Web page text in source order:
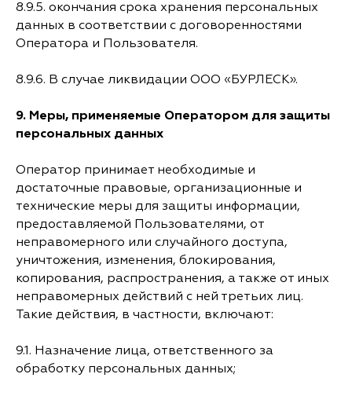
8.9.5. окончания срока хранения персональных
данных в соответствии с договоренностями
Оператора и Пользователя.
8.9.6. В случае ликвидации ООО «БУРЛЕСК».
9. Меры, применяемые Оператором для защиты
персональных данных
Оператор принимает необходимые и
достаточные правовые, организационные и
технические меры для защиты информации,
предоставляемой Пользователями, от
неправомерного или случайного доступа,
уничтожения, изменения, блокирования,
копирования, распространения, а также от иных
неправомерных действий с ней третьих лиц.
Такие действия, в частности, включают:
9.1. Назначение лица, ответственного за
обработку персональных данных;